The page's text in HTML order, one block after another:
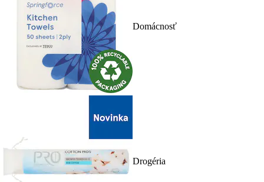
Domácnosť
Drogéria